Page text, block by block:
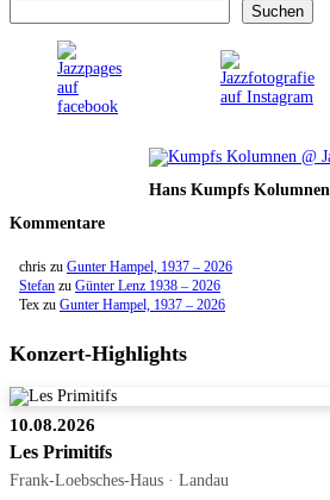
Suchen
Hans Kumpfs Kolumnen
Kommentare
chris zu Gunter Hampel, 1937 – 2026
Stefan zu Günter Lenz 1938 – 2026
Tex zu Gunter Hampel, 1937 – 2026
Konzert-Highlights
10.08.2026
Les Primitifs
Frank-Loebsches-Haus · Landau